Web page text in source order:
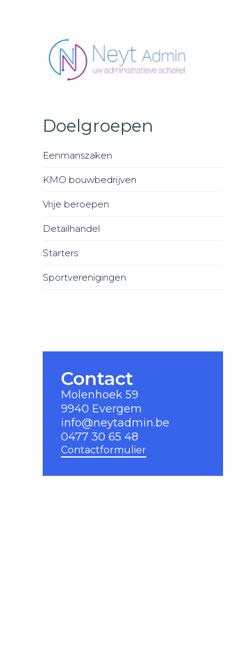
Doelgroepen
Eenmanszaken
KMO bouwbedrijven
Vrije beroepen
Detailhandel
Starters
Sportverenigingen
Contact
Molenhoek 59
9940 Evergem
info@neytadmin.be
0477 30 65 48
Contactformulier